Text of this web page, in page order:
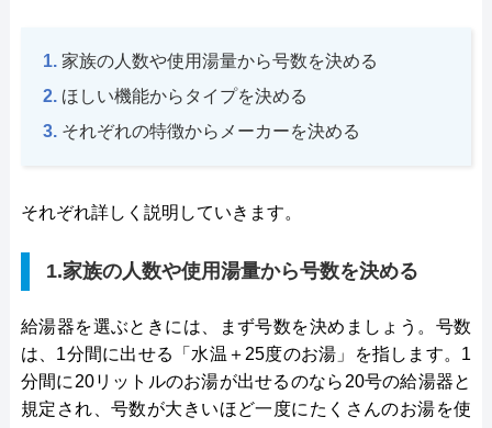
家族の人数や使用湯量から号数を決める
ほしい機能からタイプを決める
それぞれの特徴からメーカーを決める
それぞれ詳しく説明していきます。
1.家族の人数や使用湯量から号数を決める
給湯器を選ぶときには、まず号数を決めましょう。号数
は、1分間に出せる「水温＋25度のお湯」を指します。1
分間に20リットルのお湯が出せるのなら20号の給湯器と
規定され、号数が大きいほど一度にたくさんのお湯を使